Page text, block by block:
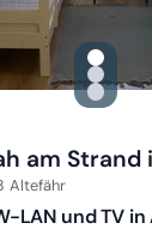
Zu
Zu
Zu
am
Altefähr
LAN und TV in